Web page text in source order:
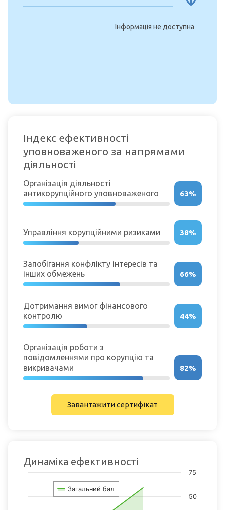
Інформація не доступна
Індекс ефективності
уповноваженого за напрямами
діяльності
63%
Організація діяльності
антикорупційного уповноваженого
38%
Управління корупційними ризиками
66%
Запобігання конфлікту інтересів та
інших обмежень
44%
Дотримання вимог фінансового
контролю
82%
Організація роботи з
повідомленнями про корупцію та
викривачами
Завантажити сертифікат
Динаміка ефективності
Chart
Chart with 2 data points.
View as data table, Chart
The chart has 1 X axis displaying categories.
Загальний бал
50
75